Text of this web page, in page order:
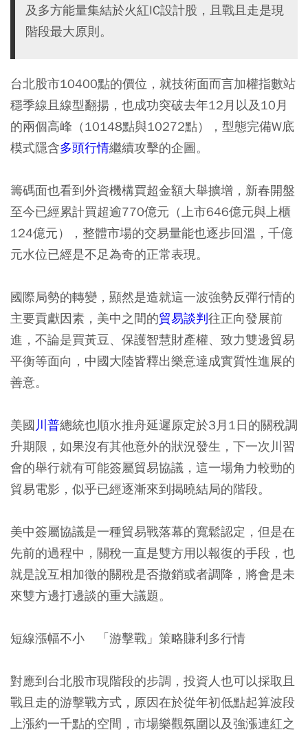
及多方能量集結於火紅IC設計股，且戰且走是現
階段最大原則。
台北股市10400點的價位，就技術面而言加權指數站
穩季線且線型翻揚，也成功突破去年12月以及10月
的兩個高峰（10148點與10272點），型態完備W底
模式隱含多頭行情繼續攻擊的企圖。
籌碼面也看到外資機構買超金額大舉擴增，新春開盤
至今已經累計買超逾770億元（上市646億元與上櫃
124億元），整體市場的交易量能也逐步回溫，千億
元水位已經是不足為奇的正常表現。
國際局勢的轉變，顯然是造就這一波強勢反彈行情的
主要貢獻因素，美中之間的貿易談判往正向發展前
進，不論是買黃豆、保護智慧財產權、致力雙邊貿易
平衡等面向，中國大陸皆釋出樂意達成實質性進展的
善意。
美國川普總統也順水推舟延遲原定於3月1日的關稅調
升期限，如果沒有其他意外的狀況發生，下一次川習
會的舉行就有可能簽屬貿易協議，這一場角力較勁的
貿易電影，似乎已經逐漸來到揭曉結局的階段。
美中簽屬協議是一種貿易戰落幕的寬鬆認定，但是在
先前的過程中，關稅一直是雙方用以報復的手段，也
就是說互相加徵的關稅是否撤銷或者調降，將會是未
來雙方邊打邊談的重大議題。
短線漲幅不小 「游擊戰」策略賺利多行情
對應到台北股市現階段的步調，投資人也可以採取且
戰且走的游擊戰方式，原因在於從年初低點起算波段
上漲約一千點的空間，市場樂觀氛圍以及強漲連紅之